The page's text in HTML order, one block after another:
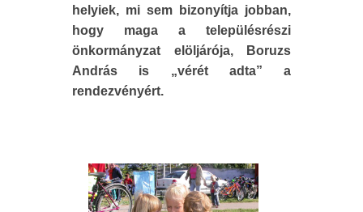
helyiek, mi sem bizonyítja jobban,
hogy maga a településrészi
önkormányzat elöljárója, Boruzs
András is „vérét adta” a
rendezvényért.